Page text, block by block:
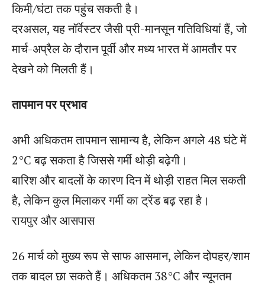
किमी/घंटा तक पहुंच सकती है।
दरअसल, यह नॉर्वेस्टर जैसी प्री-मानसून गतिविधियां हैं, जो
मार्च-अप्रैल के दौरान पूर्वी और मध्य भारत में आमतौर पर
देखने को मिलती हैं।
तापमान पर प्रभाव
अभी अधिकतम तापमान सामान्य है, लेकिन अगले 48 घंटे में
2°C बढ़ सकता है जिससे गर्मी थोड़ी बढ़ेगी।
बारिश और बादलों के कारण दिन में थोड़ी राहत मिल सकती
है, लेकिन कुल मिलाकर गर्मी का ट्रेंड बढ़ रहा है।
रायपुर और आसपास
26 मार्च को मुख्य रूप से साफ आसमान, लेकिन दोपहर/शाम
तक बादल छा सकते हैं। अधिकतम 38°C और न्यूनतम